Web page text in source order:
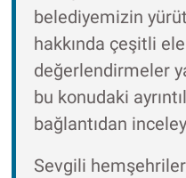
belediyemizin
hakkında çeşitli
değerlendirmeler
bu konudaki
bağlantıdan
Sevgili